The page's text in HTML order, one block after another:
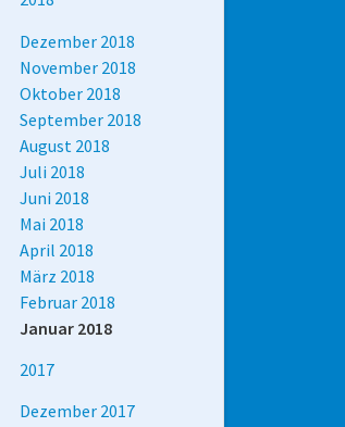
Dezember 2018
November 2018
Oktober 2018
September 2018
August 2018
Juli 2018
Juni 2018
Mai 2018
April 2018
März 2018
Februar 2018
Januar 2018
2017
Dezember 2017